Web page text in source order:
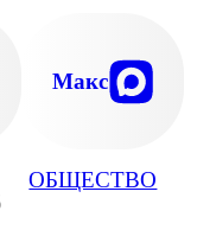
ОБЩЕСТВО
Макс